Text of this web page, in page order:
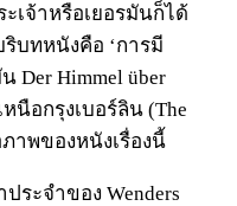
เจ้าหรือเยอรมันก็ได้
บทหนังคือ ‘การมี
Der Himmel über
นือกรุงเบอร์ลิน (The
ภาพของหนังเรื่องนี้
ระจำของ Wenders